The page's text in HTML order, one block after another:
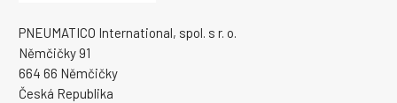
PNEUMATICO International, spol. s r. o.
Němčičky 91
664 66 Němčičky
Česká Republika